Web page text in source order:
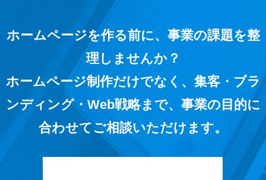
ホームページを作る前に、事業の課題を整
理しませんか？
ホームページ制作だけでなく、集客・ブラ
ンディング・Web戦略まで、事業の目的に
合わせてご相談いただけます。